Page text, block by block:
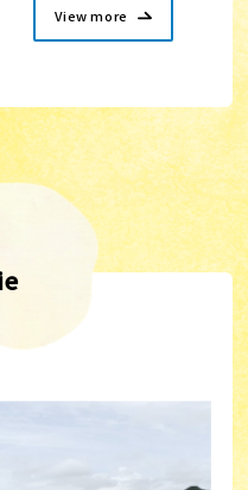
View more